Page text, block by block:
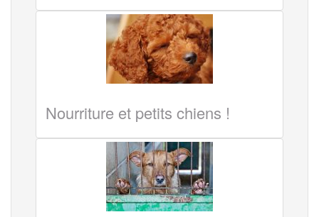
Nourriture et petits chiens !